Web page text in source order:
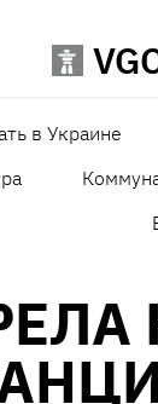
в Украине